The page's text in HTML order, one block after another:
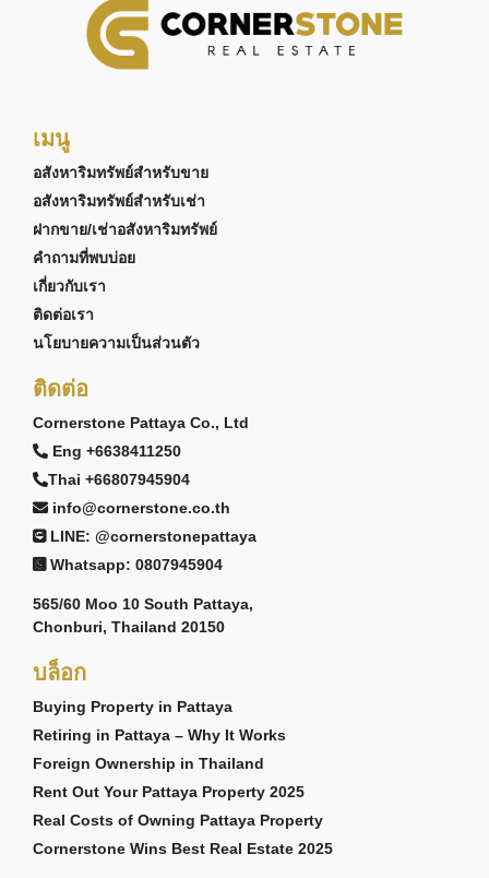
เมนู
อสังหาริมทรัพย์สำหรับขาย
อสังหาริมทรัพย์สำหรับเช่า
ฝากขาย/เช่าอสังหาริมทรัพย์
คำถามที่พบบ่อย
เกี่ยวกับเรา
ติดต่อเรา
นโยบายความเป็นส่วนตัว
ติดต่อ
Cornerstone Pattaya Co., Ltd
Eng +6638411250
Thai +66807945904
info@cornerstone.co.th
LINE: @cornerstonepattaya
Whatsapp: 0807945904
565/60 Moo 10 South Pattaya,
Chonburi, Thailand 20150
บล็อก
Buying Property in Pattaya
Retiring in Pattaya – Why It Works
Foreign Ownership in Thailand
Rent Out Your Pattaya Property 2025
Real Costs of Owning Pattaya Property
Cornerstone Wins Best Real Estate 2025